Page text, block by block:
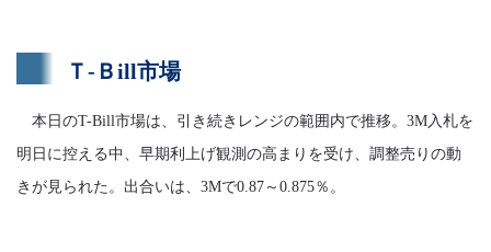
Ｔ-Ｂill市場
本日のT-Bill市場は、引き続きレンジの範囲内で推移。3M入札を
明日に控える中、早期利上げ観測の高まりを受け、調整売りの動
きが見られた。出合いは、3Mで0.87～0.875％。